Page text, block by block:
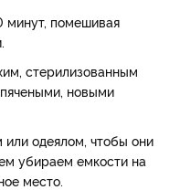
минут, помешивая
стерилизованным
новыми
одеялом, чтобы они
убираем емкости на
место.